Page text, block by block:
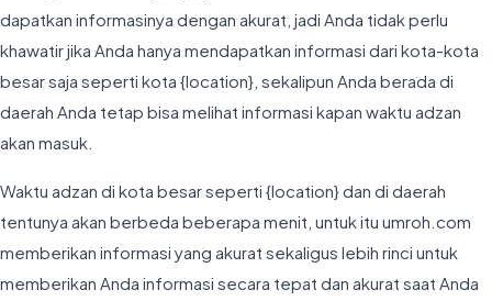
dapatkan informasinya dengan akurat, jadi Anda tidak perlu
khawatir jika Anda hanya mendapatkan informasi dari kota-kota
besar saja seperti kota {location}, sekalipun Anda berada di
daerah Anda tetap bisa melihat informasi kapan waktu adzan
akan masuk.
Waktu adzan di kota besar seperti {location} dan di daerah
tentunya akan berbeda beberapa menit, untuk itu umroh.com
memberikan informasi yang akurat sekaligus lebih rinci untuk
memberikan Anda informasi secara tepat dan akurat saat Anda